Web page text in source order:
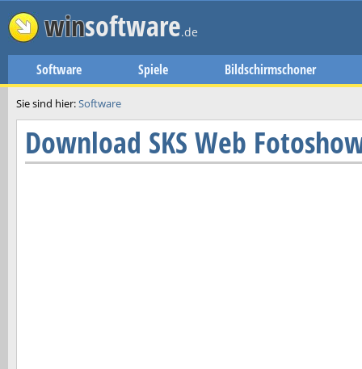
winsoftware.de
Software Spiele Bildschirmschoner
Sie sind hier:Software
Download SKS Web